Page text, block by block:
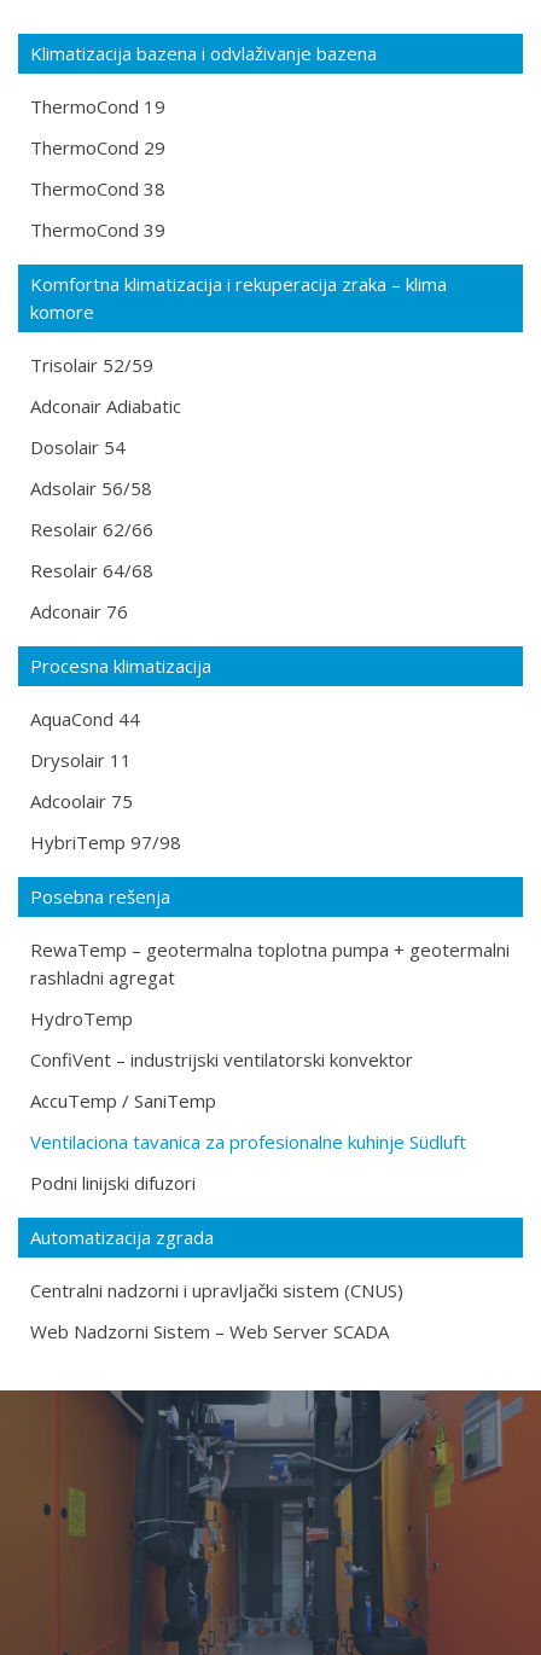
Klimatizacija bazena i odvlaživanje bazena
ThermoCond 19
ThermoCond 29
ThermoCond 38
ThermoCond 39
Komfortna klimatizacija i rekuperacija zraka – klima
komore
Trisolair 52/59
Adconair Adiabatic
Dosolair 54
Adsolair 56/58
Resolair 62/66
Resolair 64/68
Adconair 76
Procesna klimatizacija
AquaCond 44
Drysolair 11
Adcoolair 75
HybriTemp 97/98
Posebna rešenja
RewaTemp – geotermalna toplotna pumpa + geotermalni
rashladni agregat
HydroTemp
ConfiVent – industrijski ventilatorski konvektor
AccuTemp / SaniTemp
Ventilaciona tavanica za profesionalne kuhinje Südluft
Podni linijski difuzori
Automatizacija zgrada
Centralni nadzorni i upravljački sistem (CNUS)
Web Nadzorni Sistem – Web Server SCADA